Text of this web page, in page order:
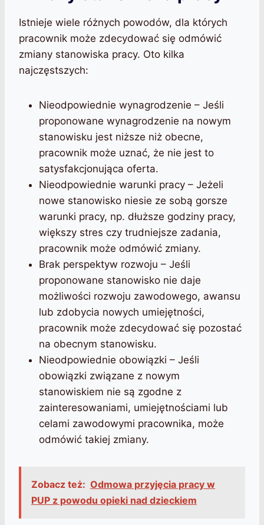
Istnieje wiele różnych powodów, dla których
pracownik może zdecydować się odmówić
zmiany stanowiska pracy. Oto kilka
najczęstszych:
Nieodpowiednie wynagrodzenie – Jeśli
proponowane wynagrodzenie na nowym
stanowisku jest niższe niż obecne,
pracownik może uznać, że nie jest to
satysfakcjonująca oferta.
Nieodpowiednie warunki pracy – Jeżeli
nowe stanowisko niesie ze sobą gorsze
warunki pracy, np. dłuższe godziny pracy,
większy stres czy trudniejsze zadania,
pracownik może odmówić zmiany.
Brak perspektyw rozwoju – Jeśli
proponowane stanowisko nie daje
możliwości rozwoju zawodowego, awansu
lub zdobycia nowych umiejętności,
pracownik może zdecydować się pozostać
na obecnym stanowisku.
Nieodpowiednie obowiązki – Jeśli
obowiązki związane z nowym
stanowiskiem nie są zgodne z
zainteresowaniami, umiejętnościami lub
celami zawodowymi pracownika, może
odmówić takiej zmiany.
Zobacz też: Odmowa przyjęcia pracy w
PUP z powodu opieki nad dzieckiem